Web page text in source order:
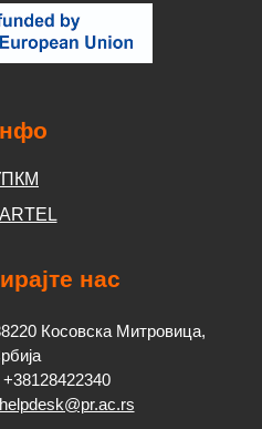
нас
Косовска Митровица,
+38128422340
helpdesk@pr.ac.rs